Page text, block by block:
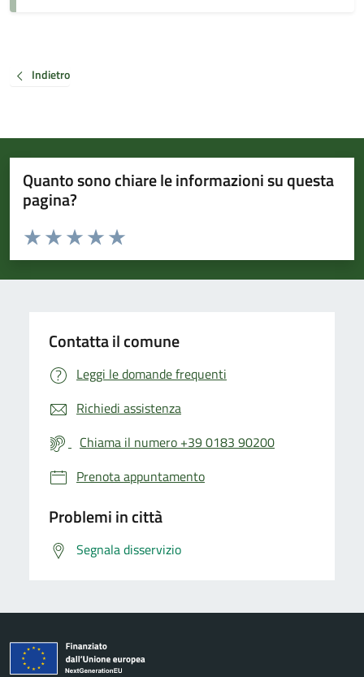
Indietro
Quanto sono chiare le informazioni su questa
pagina?
Valuta da 1 a 5 stelle la pagina
Valuta 5 stelle su 5
Valuta 4 stelle su 5
Valuta 3 stelle su 5
Valuta 2 stelle su 5
Valuta 1 stelle su 5
Contatta il comune
Leggi le domande frequenti
Richiedi assistenza
Chiama il numero +39 0183 90200
Prenota appuntamento
Problemi in città
Segnala disservizio